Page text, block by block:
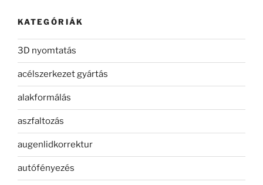
KATEGÓRIÁK
3D nyomtatás
acélszerkezet gyártás
alakformálás
aszfaltozás
augenlidkorrektur
autófényezés